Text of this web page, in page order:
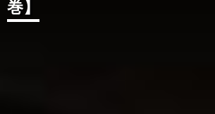
巻】